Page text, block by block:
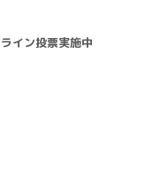
イン投票実施中